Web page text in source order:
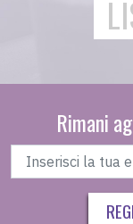
Rimani